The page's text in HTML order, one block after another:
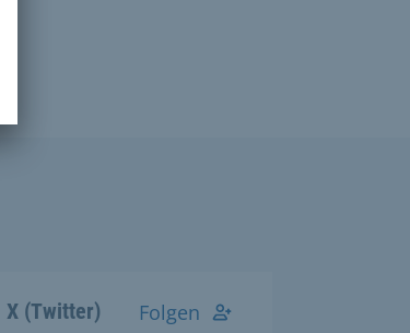
X (Twitter) Folgen